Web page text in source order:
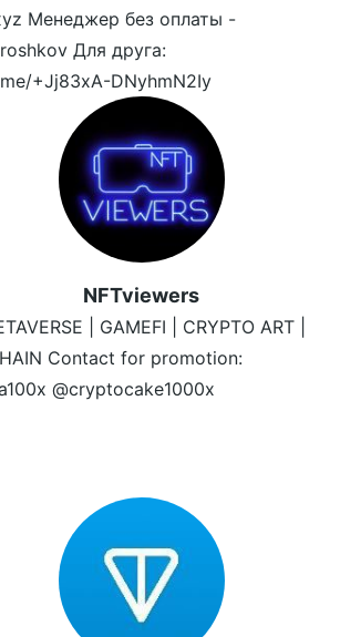
Менеджер без оплаты -
Для друга:
+Jj83xA-DNyhmN2Iy
NFTviewers
| GAMEFI | CRYPTO ART |
Contact for promotion:
@cryptocake1000x